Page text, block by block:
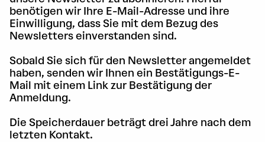
benötigen wir Ihre E-Mail-Adresse und ihre
Einwilligung, dass Sie mit dem Bezug des
Newsletters einverstanden sind.
Sobald Sie sich für den Newsletter angemeldet
haben, senden wir Ihnen ein Bestätigungs-E-
Mail mit einem Link zur Bestätigung der
Anmeldung.
Die Speicherdauer beträgt drei Jahre nach dem
letzten Kontakt.